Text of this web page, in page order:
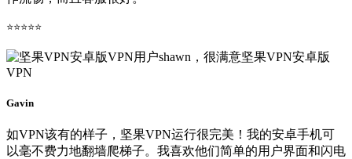
⭐⭐⭐⭐⭐
Gavin
如VPN该有的样子，坚果VPN运行很完美！我的安卓手机可
以毫不费力地翻墙爬梯子。我喜欢他们简单的用户界面和闪电